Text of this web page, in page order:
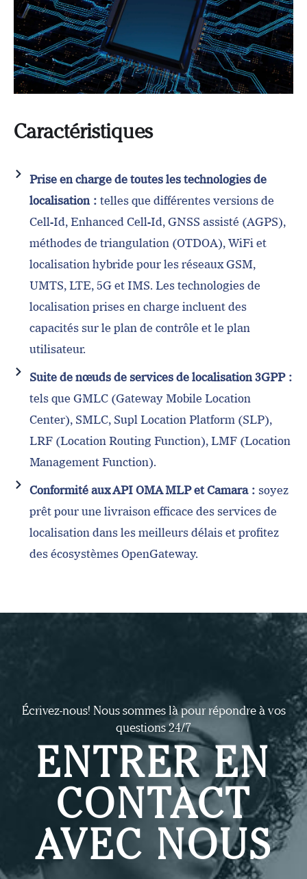
Caractéristiques
Prise en charge de toutes les technologies de
localisation : telles que différentes versions de
Cell-Id, Enhanced Cell-Id, GNSS assisté (AGPS),
méthodes de triangulation (OTDOA), WiFi et
localisation hybride pour les réseaux GSM,
UMTS, LTE, 5G et IMS. Les technologies de
localisation prises en charge incluent des
capacités sur le plan de contrôle et le plan
utilisateur.
Suite de nœuds de services de localisation 3GPP :
tels que GMLC (Gateway Mobile Location
Center), SMLC, Supl Location Platform (SLP),
LRF (Location Routing Function), LMF (Location
Management Function).
Conformité aux API OMA MLP et Camara : soyez
prêt pour une livraison efficace des services de
localisation dans les meilleurs délais et profitez
des écosystèmes OpenGateway.
Écrivez-nous! Nous sommes là pour répondre à vos
questions 24/7
ENTRER EN
CONTACT
AVEC NOUS